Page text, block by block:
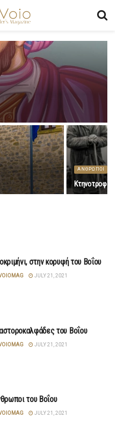
ΑΝΘΡΩΠΟΙ
Κτηνοτροφία
στην κορυφή του Βοΐου
JULY 21, 2021
του Βοΐου
JULY 21, 2021
του Bοΐου
JULY 21, 2021